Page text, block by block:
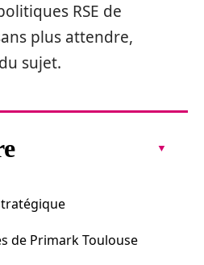
RSE de
plus attendre,
sujet.
de Primark Toulouse